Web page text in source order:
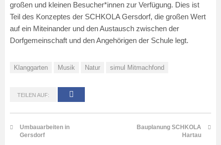
großen und kleinen Besucher*innen zur Verfügung. Dies ist
Teil des Konzeptes der SCHKOLA Gersdorf, die großen Wert
auf ein Miteinander und den Austausch zwischen der
Dorfgemeinschaft und den Angehörigen der Schule legt.
Klanggarten Musik Natur simul Mitmachfond
TEILEN AUF:
Umbauarbeiten in
Gersdorf
Bauplanung SCHKOLA
Hartau